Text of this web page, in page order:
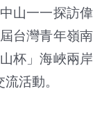
山一一探訪偉
台灣青年嶺南
杯」海峽兩岸
活動。